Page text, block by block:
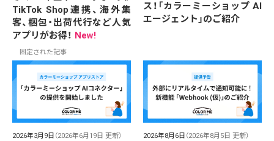
TikTok Shop連携、海外集
客、梱包・出荷代行など人気
アプリがお得！ New!
ス！「カラーミーショップ AI
エージェント」のご紹介
固定された記事
2026年3月9日 （2026年6月19日 更新） 2026年8月6日 （2026年8月5日 更新）